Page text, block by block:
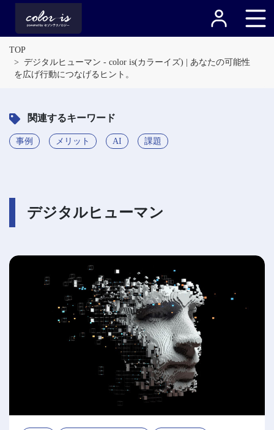
TOP
デジタルヒューマン - color is(カラーイズ) | あなたの可能性
を広げ行動につなげるヒント。
関連するキーワード
事例 メリット AI 課題
デジタルヒューマン